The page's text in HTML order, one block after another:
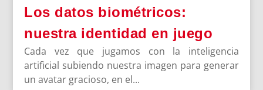
Los datos biométricos:
nuestra identidad en juego
Cada vez que jugamos con la inteligencia
artificial subiendo nuestra imagen para generar
un avatar gracioso, en el...